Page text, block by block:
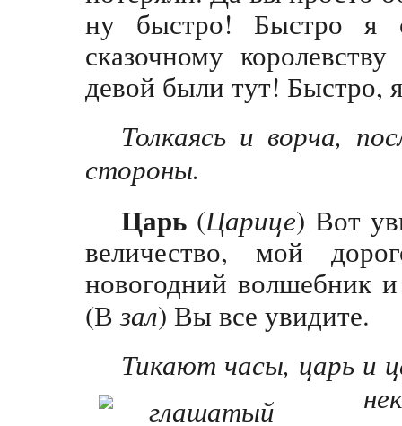
ну быстро! Быстро я
сказочному
девой были тут! Быстро,
Толкаясь и ворча,
стороны.
Царь (Царице) Вот
величество, мой
новогодний волшебник
(Взал) Вы все увидите.
Тикают часы, царь и